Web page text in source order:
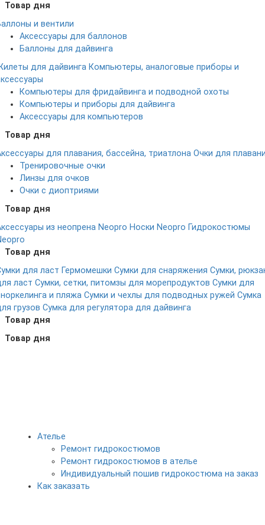
Товар дня
и вентили
Аксессуары для баллонов
Баллоны для дайвинга
для дайвинга Компьютеры, аналоговые приборы и
Компьютеры для фридайвинга и подводной охоты
Компьютеры и приборы для дайвинга
Аксессуары для компьютеров
Товар дня
для плавания, бассейна, триатлона Очки для
Тренировочные очки
Линзы для очков
Очки с диоптриями
Товар дня
из неопрена Neopro Носки Neopro Гидрокостюмы
Товар дня
для ласт Гермомешки Сумки для снаряжения Сумки,
ласт Сумки, сетки, питомзы для морепродуктов Сумки для
и пляжа Сумки и чехлы для подводных ружей Сумка
грузов Сумка для регулятора для дайвинга
Товар дня
Товар дня
Ателье
Ремонт гидрокостюмов
Ремонт гидрокостюмов в ателье
Индивидуальный пошив гидрокостюма на заказ
Как заказать